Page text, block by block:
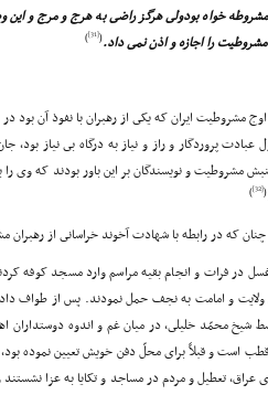
مشروطه خواه بودولى هرگز راضى به هرج و مرج و این
را اجازه و اذن نمى داد.(
[31]
)
پروردگار و راز و نیاز به درگاه بى نیاز بود،
مشروطیت و نویسندگان بر این باور بودند که وى را
(
[32]
)
که در رابطه با شهادت آخوند خراسانى از
در فرات و انجام بقیه مراسم وارد مسجد کوفه
ولایت و امامت به نجف حمل نمودند. پس از طواف
شیخ محمّد خلیلى، در میان غم و اندوه
است و قبلاً براى محلّ دفن خویش تعیین نموده
عراق، تعطیل و مردم در مساجد و تکایا به عزا